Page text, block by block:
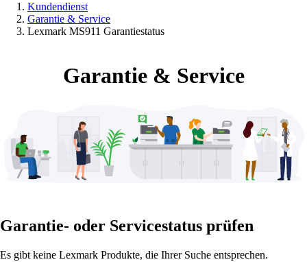
Kundendienst
Garantie & Service
Lexmark MS911 Garantiestatus
Garantie & Service
Garantie- oder Servicestatus prüfen
Es gibt keine Lexmark Produkte, die Ihrer Suche entsprechen.